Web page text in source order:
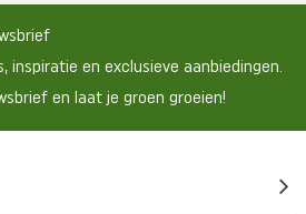
inspiratie en exclusieve aanbiedingen.
en laat je groen groeien!